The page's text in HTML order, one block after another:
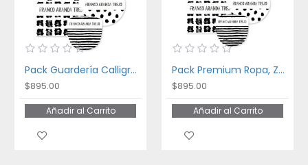
Pack Guardería Calligraphy
$895.00
Añadir al Carrito
Pack Premium Ropa, Zapatos y Escuela Calligraphy
$895.00
Añadir al Carrito